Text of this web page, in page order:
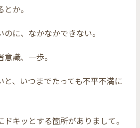
か。
に、なかなかできない。
識、一歩。
と、いつまでたっても不平不満に
キッとする箇所がありまして。